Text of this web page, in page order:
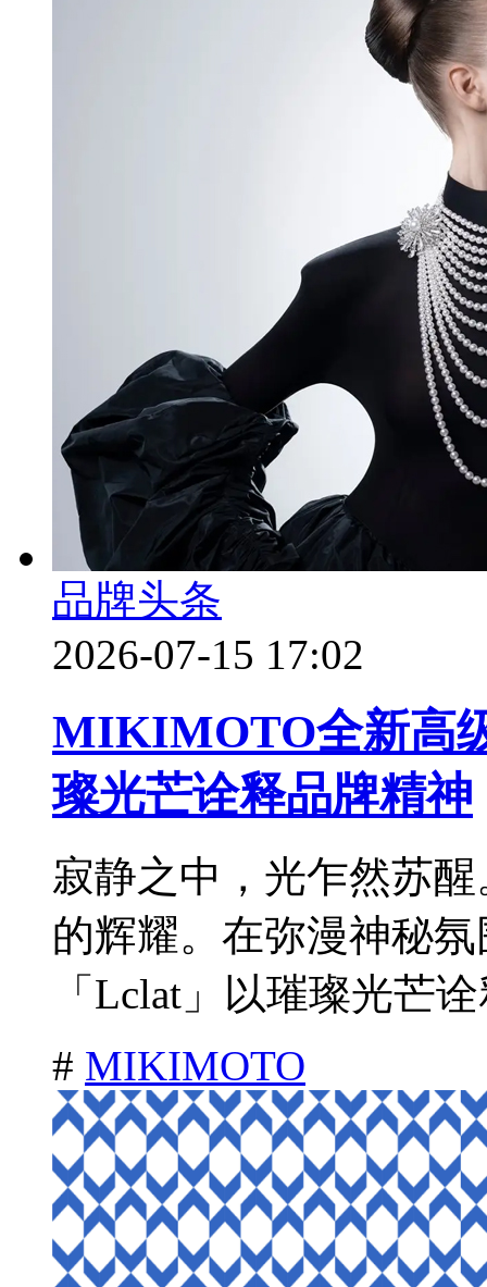
品牌头条
2026-07-15 17:02
MIKIMOTO全新高
璨光芒诠释品牌精神
寂静之中，光乍然苏
的辉耀。在弥漫神秘
「Lclat」以璀璨光芒
# MIKIMOTO